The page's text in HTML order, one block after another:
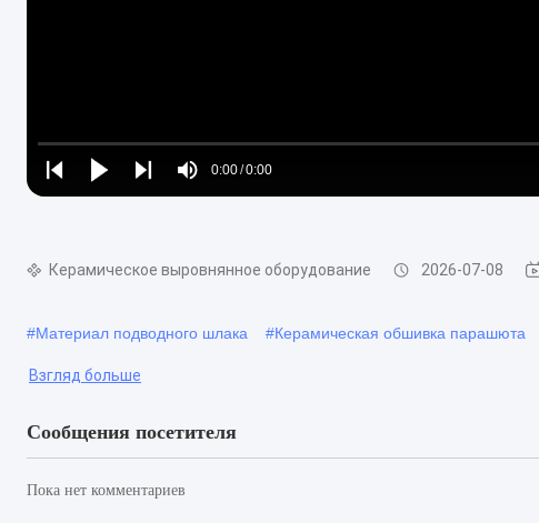
Play
Play
Play
Mute0:00/0:00
Loaded:
0%
Керамическое выровнянное оборудование 2026-07-08
#Материал подводного шлака #Керамическая обшивка парашюта
Взгляд больше
Сообщения посетителя
Пока нет комментариев